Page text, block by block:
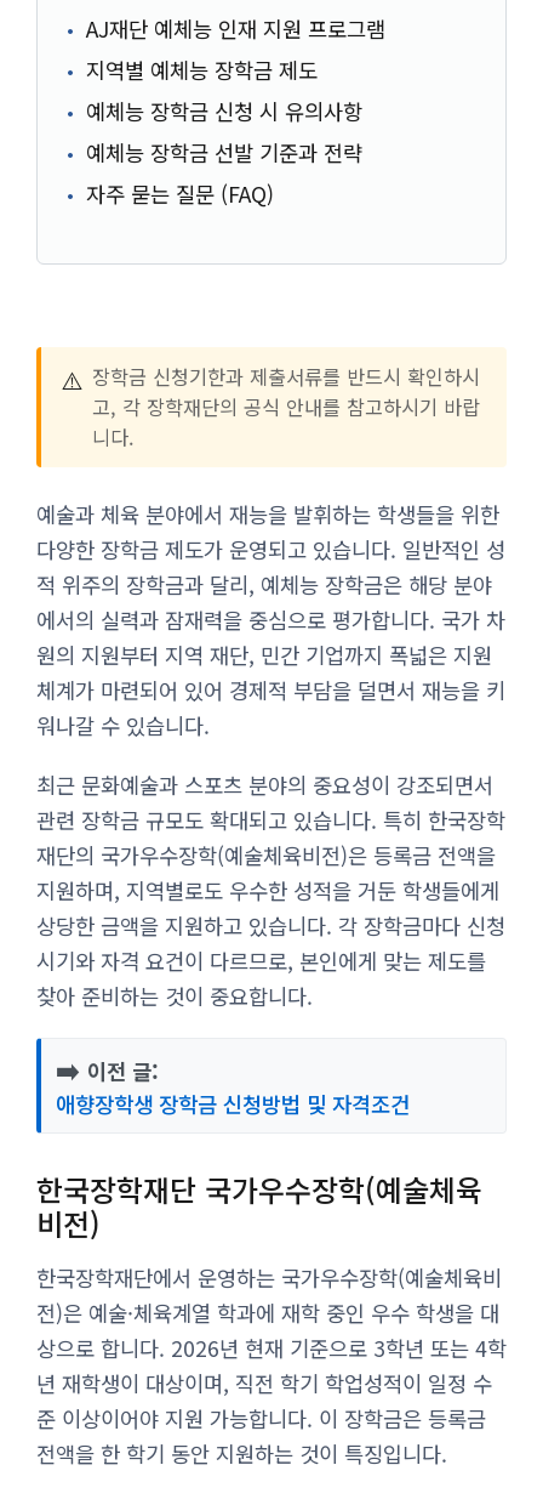
AJ재단 예체능 인재 지원 프로그램
지역별 예체능 장학금 제도
예체능 장학금 신청 시 유의사항
예체능 장학금 선발 기준과 전략
자주 묻는 질문 (FAQ)
⚠️ 장학금 신청기한과 제출서류를 반드시 확인하시
고, 각 장학재단의 공식 안내를 참고하시기 바랍
니다.
예술과 체육 분야에서 재능을 발휘하는 학생들을 위한
다양한 장학금 제도가 운영되고 있습니다. 일반적인 성
적 위주의 장학금과 달리, 예체능 장학금은 해당 분야
에서의 실력과 잠재력을 중심으로 평가합니다. 국가 차
원의 지원부터 지역 재단, 민간 기업까지 폭넓은 지원
체계가 마련되어 있어 경제적 부담을 덜면서 재능을 키
워나갈 수 있습니다.
최근 문화예술과 스포츠 분야의 중요성이 강조되면서
관련 장학금 규모도 확대되고 있습니다. 특히 한국장학
재단의 국가우수장학(예술체육비전)은 등록금 전액을
지원하며, 지역별로도 우수한 성적을 거둔 학생들에게
상당한 금액을 지원하고 있습니다. 각 장학금마다 신청
시기와 자격 요건이 다르므로, 본인에게 맞는 제도를
찾아 준비하는 것이 중요합니다.
➡️ 이전 글:
애향장학생 장학금 신청방법 및 자격조건
한국장학재단 국가우수장학(예술체육
비전)
한국장학재단에서 운영하는 국가우수장학(예술체육비
전)은 예술·체육계열 학과에 재학 중인 우수 학생을 대
상으로 합니다. 2026년 현재 기준으로 3학년 또는 4학
년 재학생이 대상이며, 직전 학기 학업성적이 일정 수
준 이상이어야 지원 가능합니다. 이 장학금은 등록금
전액을 한 학기 동안 지원하는 것이 특징입니다.